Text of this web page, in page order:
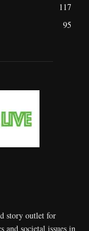
117
95
story outlet for
and societal issues in